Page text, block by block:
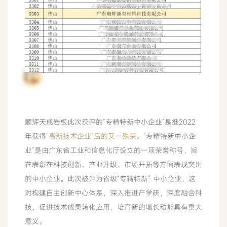
顺辉天成岩板此次获评的“专精特新中小企业”是继2022
年获得“高新技术企业”后的又一殊荣。“专精特新中小企
业”是由广东省工业和信息化厅设立的一项荣誉称号，旨
在表彰在科技创新、产业升级、市场开拓等方面表现突出
的中小企业。此次被评为省级“专精特新” 中小企业，这
对构建自主创新中心体系，深入推进产学研，深度融合科
技，促进技术成果转化应用，培育新的增长动能具有重大
意义。